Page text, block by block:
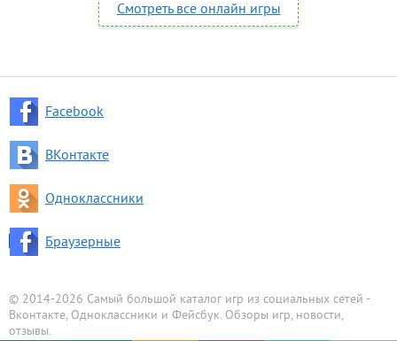
Смотреть все онлайн игры
Facebook
ВКонтакте
Одноклассники
Браузерные
© 2014-2026 Самый большой каталог игр из социальных сетей -
Вконтакте, Одноклассники и Фейсбук. Обзоры игр, новости,
отзывы.